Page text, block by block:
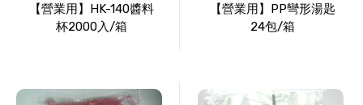
【營業用】HK-140醬料
杯2000入/箱
【營業用】PP彎形湯匙
24包/箱